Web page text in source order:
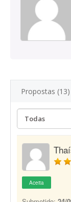
Propostas (13)
Aceita